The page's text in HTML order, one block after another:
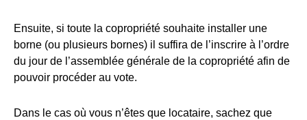
Ensuite, si toute la copropriété souhaite installer une
borne (ou plusieurs bornes) il suffira de l’inscrire à l’ordre
du jour de l’assemblée générale de la copropriété afin de
pouvoir procéder au vote.
Dans le cas où vous n’êtes que locataire, sachez que